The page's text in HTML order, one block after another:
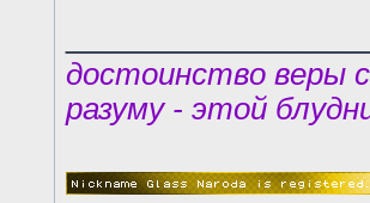
достоинство веры
разуму - этой